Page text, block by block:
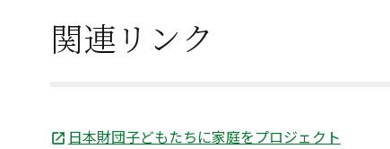
関連リンク
日本財団子どもたちに家庭をプロジェクト